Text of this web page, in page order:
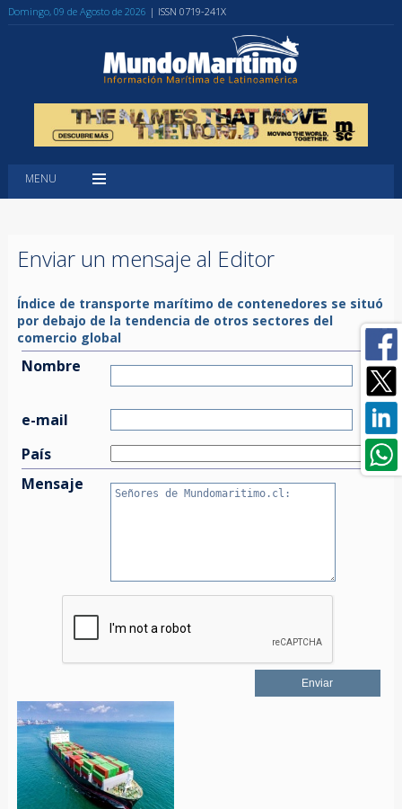
Domingo, 09 de Agosto de 2026 | ISSN 0719-241X
MENU
Enviar un mensaje al Editor
Índice de transporte marítimo de contenedores se situó
por debajo de la tendencia de otros sectores del
comercio global
Nombre
e-mail
País
Mensaje